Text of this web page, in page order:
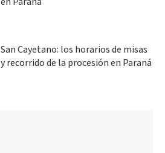
San Cayetano: los horarios de misas
y recorrido de la procesión en Paraná